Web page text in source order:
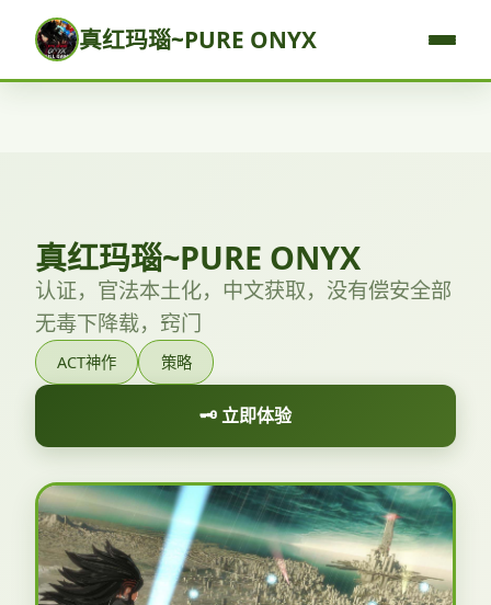
真红玛瑙~PURE ONYX
真红玛瑙~PURE ONYX
认证，官法本土化，中文获取，没有偿安全部
无毒下降载，窍门
ACT神作 策略
🗝️ 立即体验